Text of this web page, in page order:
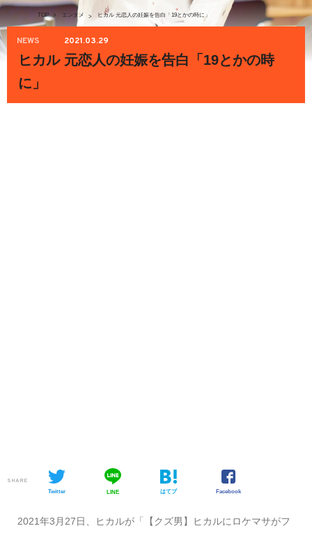
TOP > エンタメ > ヒカル 元恋人の妊娠を告白「19とかの時に」
NEWS 2021.03.29
ヒカル 元恋人の妊娠を告白「19とかの時
に」
SHARE
Twitter LINE はてブ Facebook
2021年3月27日、ヒカルが「【クズ男】ヒカルにロケマサがフ